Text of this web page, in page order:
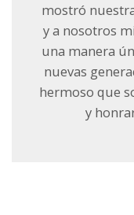
mostró
y a nosotros
una manera
nuevas
hermoso que
y